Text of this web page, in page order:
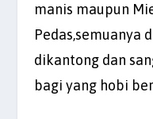
manis maupun
Pedas,semuanya
dikantong dan
bagi yang hobi